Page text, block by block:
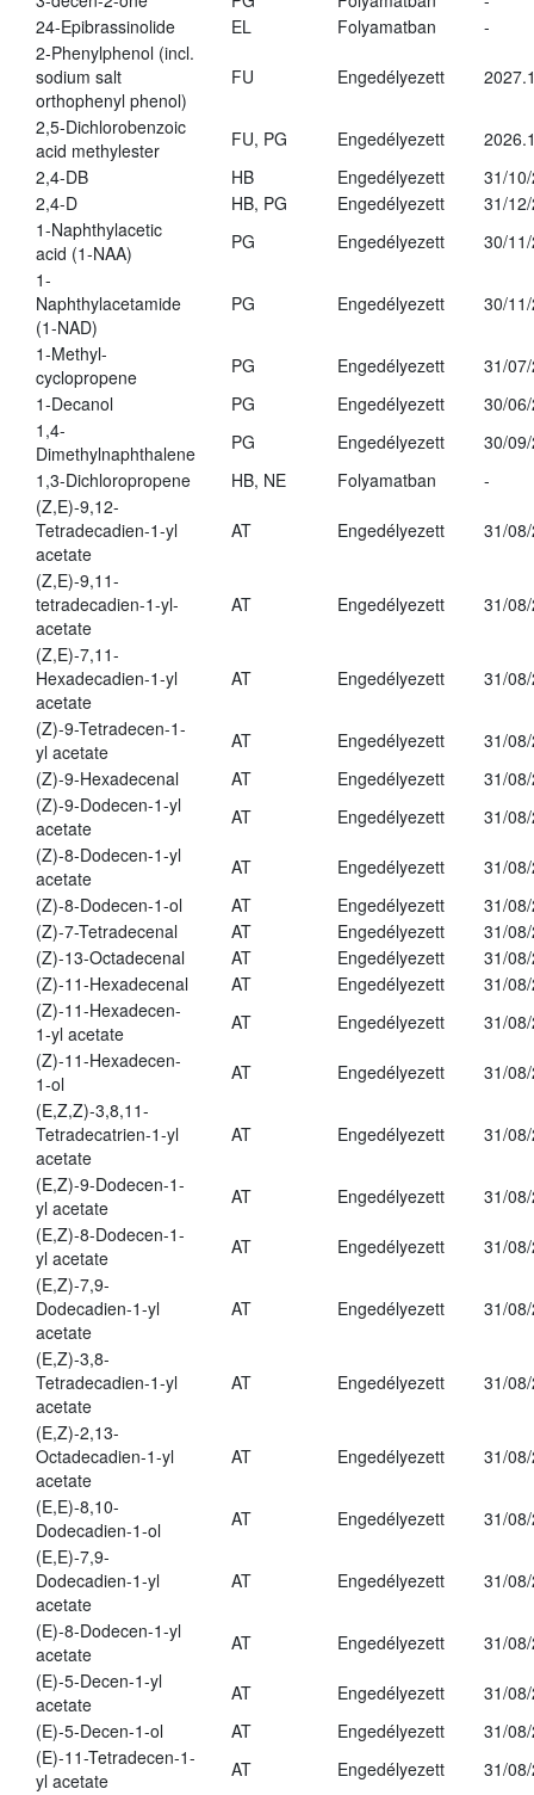
24-Epibrassinolide
EL Folyamatban
-
2-Phenylphenol (incl.
sodium salt
orthophenyl phenol)
FU Engedélyezett
2,5-Dichlorobenzoic
acid methylester
FU, PG Engedélyezett
2,4-DB
HB Engedélyezett
31/
2,4-D
HB, PG Engedélyezett
31/
1-Naphthylacetic
acid (1-NAA)
PG Engedélyezett
30/
1-
Naphthylacetamide
(1-NAD)
PG Engedélyezett 30/
1-Methyl-
cyclopropene
PG Engedélyezett
31/
1-Decanol
PG Engedélyezett
30/
1,4-
Dimethylnaphthalene
PG Engedélyezett
30/
1,3-Dichloropropene
HB, NE Folyamatban
-
(Z,E)-9,12-
Tetradecadien-1-yl
acetate
AT Engedélyezett 31/
(Z,E)-9,11-
tetradecadien-1-yl-
acetate
AT Engedélyezett 31/
(Z,E)-7,11-
Hexadecadien-1-yl
acetate
AT Engedélyezett 31/
(Z)-9-Tetradecen-1-
yl acetate
AT Engedélyezett
31/
(Z)-9-Hexadecenal
AT Engedélyezett
31/
(Z)-9-Dodecen-1-yl
acetate
AT Engedélyezett
31/
(Z)-8-Dodecen-1-yl
acetate
AT Engedélyezett
31/
(Z)-8-Dodecen-1-ol
AT Engedélyezett
31/
(Z)-7-Tetradecenal
AT Engedélyezett
31/
(Z)-13-Octadecenal
AT Engedélyezett
31/
(Z)-11-Hexadecenal
AT Engedélyezett
31/
(Z)-11-Hexadecen-
1-yl acetate
AT Engedélyezett
31/
(Z)-11-Hexadecen-
1-ol
AT Engedélyezett
31/
(E,Z,Z)-3,8,11-
Tetradecatrien-1-yl
acetate
AT Engedélyezett 31/
(E,Z)-9-Dodecen-1-
yl acetate
AT Engedélyezett
31/
(E,Z)-8-Dodecen-1-
yl acetate
AT Engedélyezett
31/
(E,Z)-7,9-
Dodecadien-1-yl
acetate
AT Engedélyezett 31/
(E,Z)-3,8-
Tetradecadien-1-yl
acetate
AT Engedélyezett 31/
(E,Z)-2,13-
Octadecadien-1-yl
acetate
AT Engedélyezett 31/
(E,E)-8,10-
Dodecadien-1-ol
AT Engedélyezett
31/
(E,E)-7,9-
Dodecadien-1-yl
acetate
AT Engedélyezett 31/
(E)-8-Dodecen-1-yl
acetate
AT Engedélyezett
31/
(E)-5-Decen-1-yl
acetate
AT Engedélyezett
31/
(E)-5-Decen-1-ol
AT Engedélyezett
31/
(E)-11-Tetradecen-1-
yl acetate
AT Engedélyezett 31/